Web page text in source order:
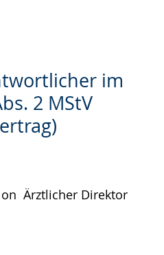
im
2 MStV
Ärztlicher Direktor